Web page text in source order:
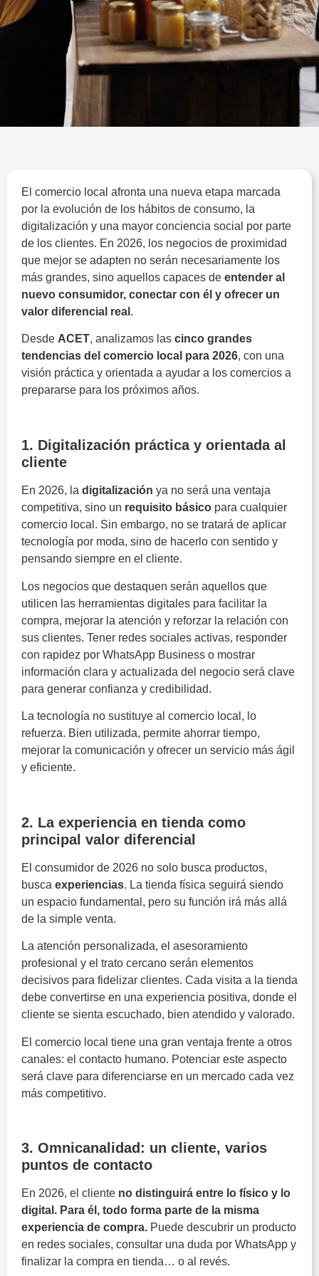
El comercio local afronta una nueva etapa marcada
por la evolución de los hábitos de consumo, la
digitalización y una mayor conciencia social por parte
de los clientes. En 2026, los negocios de proximidad
que mejor se adapten no serán necesariamente los
más grandes, sino aquellos capaces de entender al
nuevo consumidor, conectar con él y ofrecer un
valor diferencial real .
Desde ACET, analizamos las cinco grandes
tendencias del comercio local para 2026, con una
visión práctica y orientada a ayudar a los comercios a
prepararse para los próximos años.
1. Digitalización práctica y orientada al
cliente
En 2026, la digitalización ya no será una ventaja
competitiva, sino un requisito básico para cualquier
comercio local. Sin embargo, no se tratará de aplicar
tecnología por moda, sino de hacerlo con sentido y
pensando siempre en el cliente.
Los negocios que destaquen serán aquellos que
utilicen las herramientas digitales para facilitar la
compra, mejorar la atención y reforzar la relación con
sus clientes. Tener redes sociales activas, responder
con rapidez por WhatsApp Business o mostrar
información clara y actualizada del negocio será clave
para generar confianza y credibilidad.
La tecnología no sustituye al comercio local, lo
refuerza. Bien utilizada, permite ahorrar tiempo,
mejorar la comunicación y ofrecer un servicio más ágil
y eficiente.
2. La experiencia en tienda como
principal valor diferencial
El consumidor de 2026 no solo busca productos,
busca experiencias. La tienda física seguirá siendo
un espacio fundamental, pero su función irá más allá
de la simple venta.
La atención personalizada, el asesoramiento
profesional y el trato cercano serán elementos
decisivos para fidelizar clientes. Cada visita a la tienda
debe convertirse en una experiencia positiva, donde el
cliente se sienta escuchado, bien atendido y valorado.
El comercio local tiene una gran ventaja frente a otros
canales: el contacto humano. Potenciar este aspecto
será clave para diferenciarse en un mercado cada vez
más competitivo.
3. Omnicanalidad: un cliente, varios
puntos de contacto
En 2026, el cliente no distinguirá entre lo físico y lo
digital. Para él, todo forma parte de la misma
experiencia de compra. Puede descubrir un producto
en redes sociales, consultar una duda por WhatsApp y
finalizar la compra en tienda… o al revés.